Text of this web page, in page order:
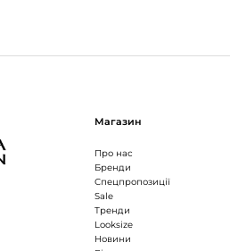
Магазин
Про нас
Бренди
Спецпропозиції
Sale
Тренди
Looksize
Новини